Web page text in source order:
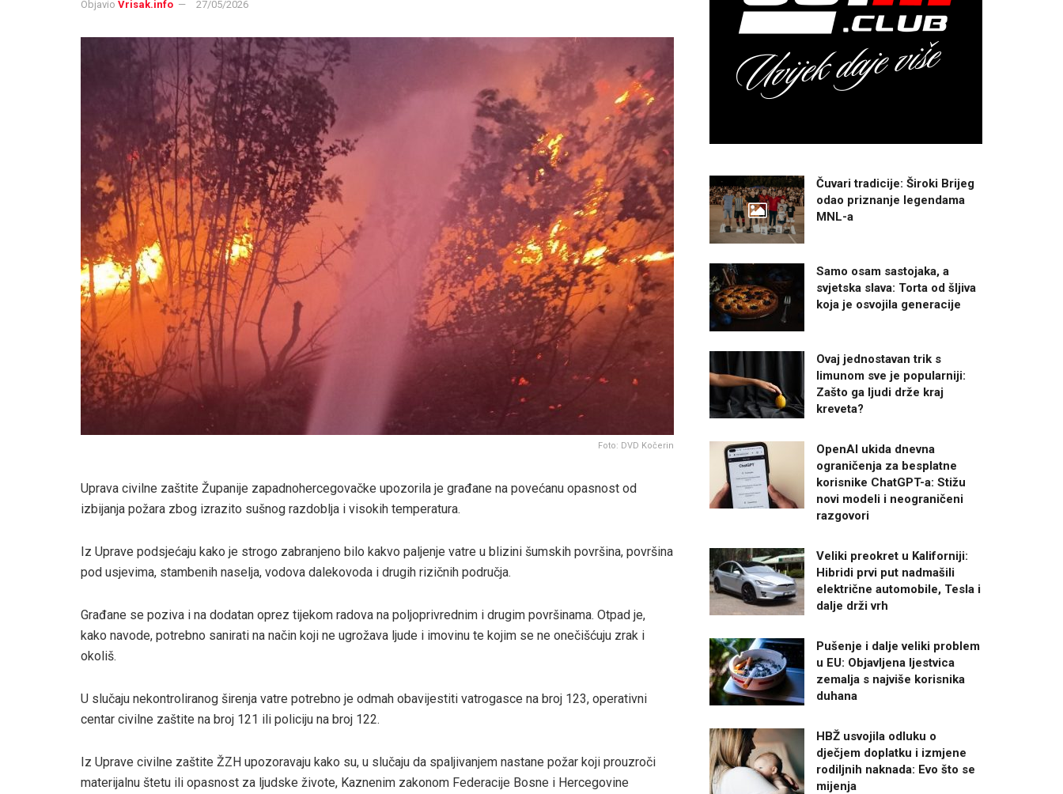
Objavio Vrisak.info 27/05/2026
Foto: DVD Kočerin
Uprava civilne zaštite Županije zapadnohercegovačke upozorila je građane na povećanu opasnost od
izbijanja požara zbog izrazito sušnog razdoblja i visokih temperatura.
Iz Uprave podsjećaju kako je strogo zabranjeno bilo kakvo paljenje vatre u blizini šumskih površina, površina
pod usjevima, stambenih naselja, vodova dalekovoda i drugih rizičnih područja.
Građane se poziva i na dodatan oprez tijekom radova na poljoprivrednim i drugim površinama. Otpad je,
kako navode, potrebno sanirati na način koji ne ugrožava ljude i imovinu te kojim se ne onečišćuju zrak i
okoliš.
U slučaju nekontroliranog širenja vatre potrebno je odmah obavijestiti vatrogasce na broj 123, operativni
centar civilne zaštite na broj 121 ili policiju na broj 122.
Iz Uprave civilne zaštite ŽZH upozoravaju kako su, u slučaju da spaljivanjem nastane požar koji prouzroči
materijalnu štetu ili opasnost za ljudske živote, Kaznenim zakonom Federacije Bosne i Hercegovine
Čuvari tradicije: Široki Brijeg
odao priznanje legendama
MNL-a
Samo osam sastojaka, a
svjetska slava: Torta od šljiva
koja je osvojila generacije
Ovaj jednostavan trik s
limunom sve je popularniji:
Zašto ga ljudi drže kraj
kreveta?
OpenAI ukida dnevna
ograničenja za besplatne
korisnike ChatGPT-a: Stižu
novi modeli i neograničeni
razgovori
Veliki preokret u Kaliforniji:
Hibridi prvi put nadmašili
električne automobile, Tesla i
dalje drži vrh
Pušenje i dalje veliki problem
u EU: Objavljena ljestvica
zemalja s najviše korisnika
duhana
HBŽ usvojila odluku o
dječjem doplatku i izmjene
rodiljnih naknada: Evo što se
mijenja